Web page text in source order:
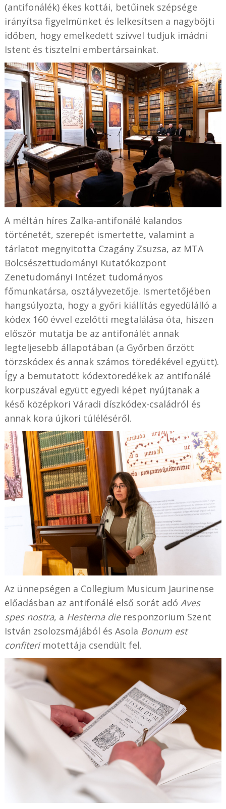
(antifonálék) ékes kottái, betűinek szépsége
irányítsa figyelmünket és lelkesítsen a nagyböjti
időben, hogy emelkedett szívvel tudjuk imádni
Istent és tisztelni embertársainkat.
A méltán híres Zalka-antifonálé kalandos
történetét, szerepét ismertette, valamint a
tárlatot megnyitotta Czagány Zsuzsa, az MTA
Bölcsészettudományi Kutatóközpont
Zenetudományi Intézet tudományos
főmunkatársa, osztályvezetője. Ismertetőjében
hangsúlyozta, hogy a győri kiállítás egyedülálló a
kódex 160 évvel ezelőtti megtalálása óta, hiszen
először mutatja be az antifonálét annak
legteljesebb állapotában (a Győrben őrzött
törzskódex és annak számos töredékével együtt).
Így a bemutatott kódextöredékek az antifonálé
korpuszával együtt egyedi képet nyújtanak a
késő középkori Váradi díszkódex-családról és
annak kora újkori túléléséről.
Az ünnepségen a Collegium Musicum Jaurinense
előadásban az antifonálé első sorát adó Aves
spes nostra, a Hesterna dieresponzorium Szent
István zsolozsmájából és Asola Bonum est
confiterimotettája csendült fel.